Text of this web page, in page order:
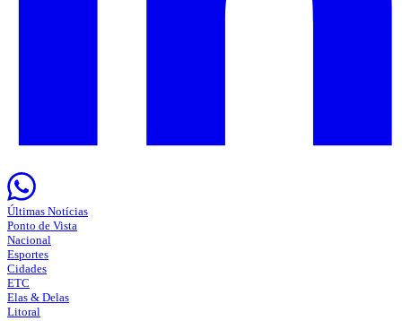
Últimas Notícias
Ponto de Vista
Nacional
Esportes
Cidades
ETC
Elas & Delas
Litoral